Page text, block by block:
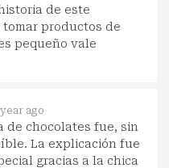
de este
productos de
pequeño vale
year ago
de chocolates fue, sin
La explicación fue
gracias a la chica